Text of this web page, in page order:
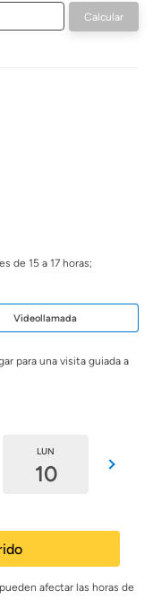
de 15 a 17 horas;
Videollamada
para una visita guiada a
LUN
10
afectar las horas de